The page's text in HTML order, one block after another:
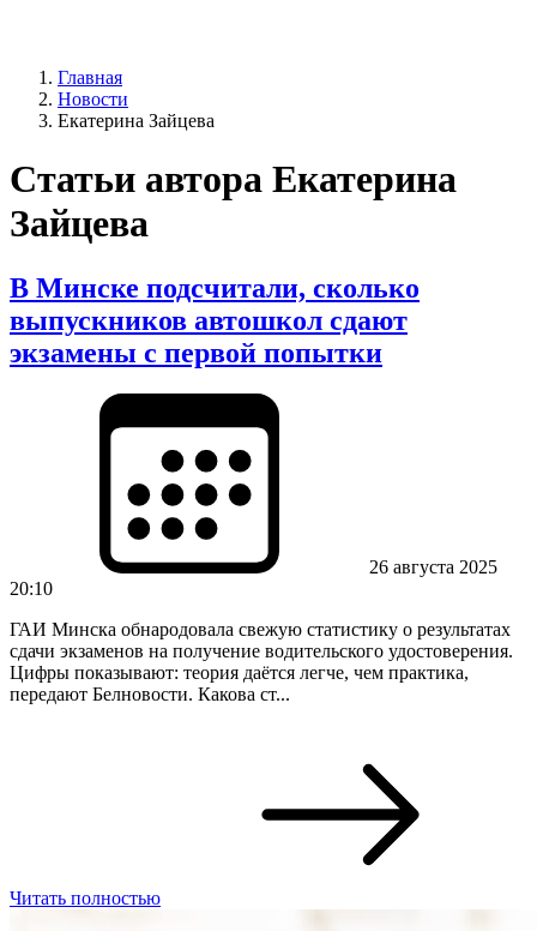
Главная
Новости
Екатерина Зайцева
Статьи автора Екатерина
Зайцева
В Минске подсчитали, сколько
выпускников автошкол сдают
экзамены с первой попытки
26 августа 2025
20:10
ГАИ Минска обнародовала свежую статистику о результатах
сдачи экзаменов на получение водительского удостоверения.
Цифры показывают: теория даётся легче, чем практика,
передают Белновости. Какова ст...
Читать полностью